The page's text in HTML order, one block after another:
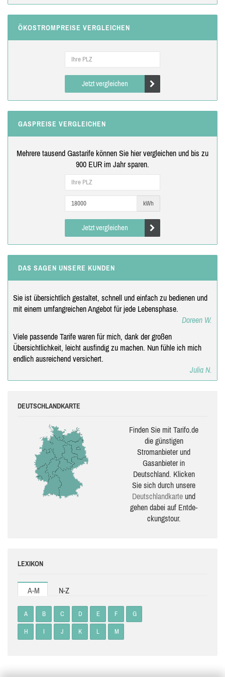
ÖKOSTROMPREISE VERGLEICHEN
Jetzt vergleichen
GASPREISE VERGLEICHEN
Mehrere tausend Gastarife können Sie hier vergleichen und bis zu
900 EUR im Jahr sparen.
kWh
Jetzt vergleichen
DAS SAGEN UNSERE KUNDEN
Sie ist übersichtlich gestaltet, schnell und einfach zu bedienen und
mit einem umfangreichen Angebot für jede Lebensphase.
Doreen W.
Viele passende Tarife waren für mich, dank der großen
Übersichtlichkeit, leicht ausfindig zu machen. Nun fühle ich mich
endlich ausreichend versichert.
Julia N.
DEUTSCHLANDKARTE
Finden Sie mit Tarifo.de
die güns­ti­gen
Stromanbieter und
Gasanbieter in
Deutschland. Klicken
Sie sich durch unsere
Deutsch­land­karte und
gehen dabei auf Ent­de­
ckungs­tour.
LEXIKON
A-M N-Z
A B C D E F G
H I J K L M